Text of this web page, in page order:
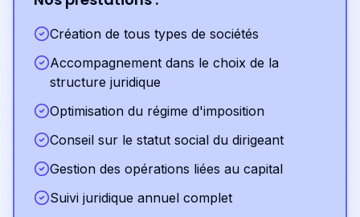
Création de tous types de sociétés
Accompagnement dans le choix de la
structure juridique
Optimisation du régime d'imposition
Conseil sur le statut social du dirigeant
Gestion des opérations liées au capital
Suivi juridique annuel complet